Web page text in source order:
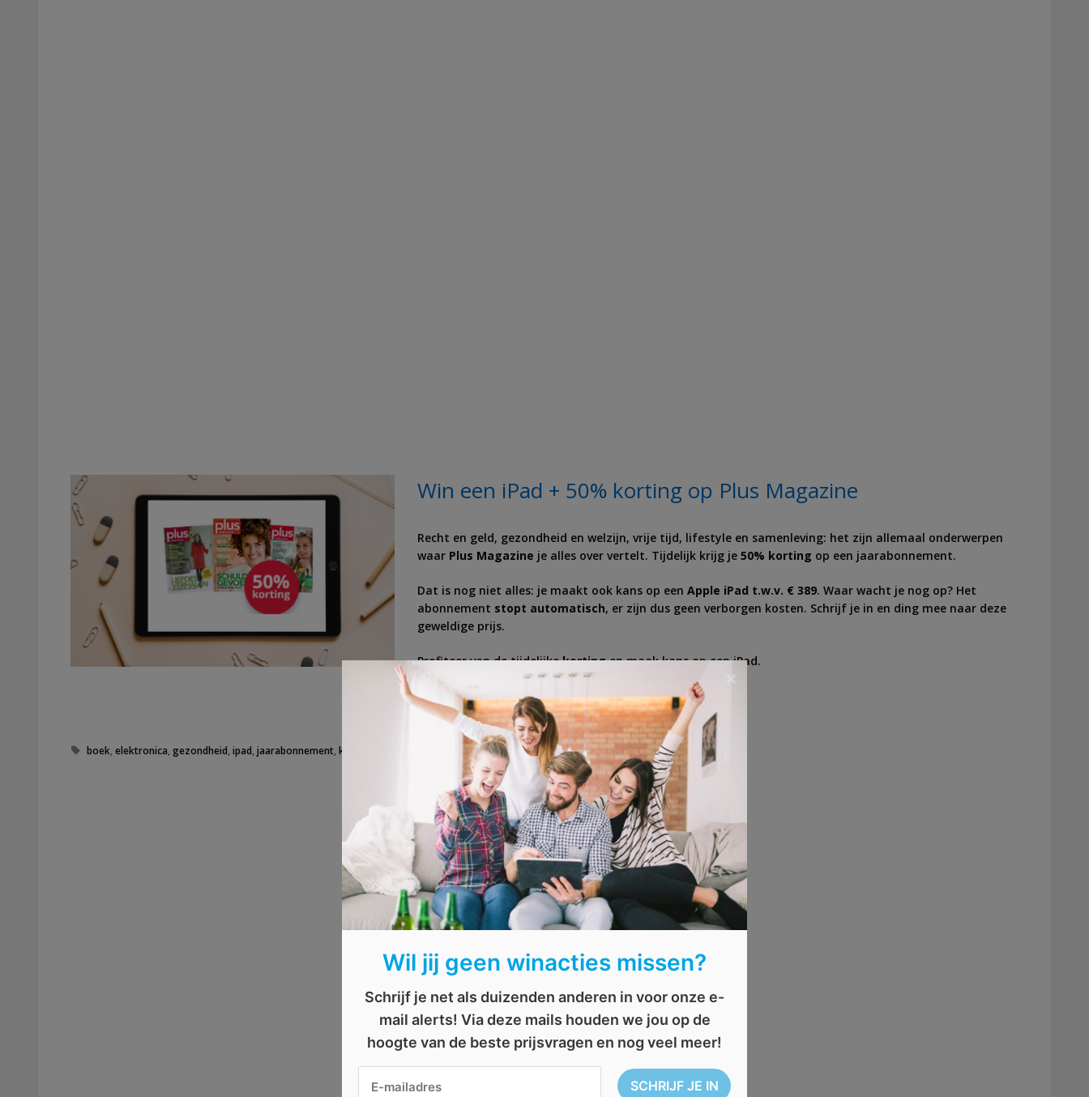
Win een iPad + 50% korting op Plus Magazine
Recht en geld, gezondheid en welzijn, vrije tijd, lifestyle en samenleving: het zijn allemaal onderwerpen
waar Plus Magazine je alles over vertelt. Tijdelijk krijg je 50% korting op een jaarabonnement.
Dat is nog niet alles: je maakt ook kans op een Apple iPad t.w.v. € 389. Waar wacht je nog op? Het
abonnement stopt automatisch, er zijn dus geen verborgen kosten. Schrijf je in en ding mee naar deze
geweldige prijs.
Profiteer van de tijdelijkekortingen maak kans op een iPad.
Tags
boek ,elektronica ,gezondheid ,ipad ,jaarabonnement ,korting magazine, tablet,tijdschrift,win
Wil jij geen winacties missen?
Schrijf je net als duizenden anderen in voor onze e-
mail alerts! Via deze mails houden we jou op de
hoogte van de beste prijsvragen en nog veel meer!
×